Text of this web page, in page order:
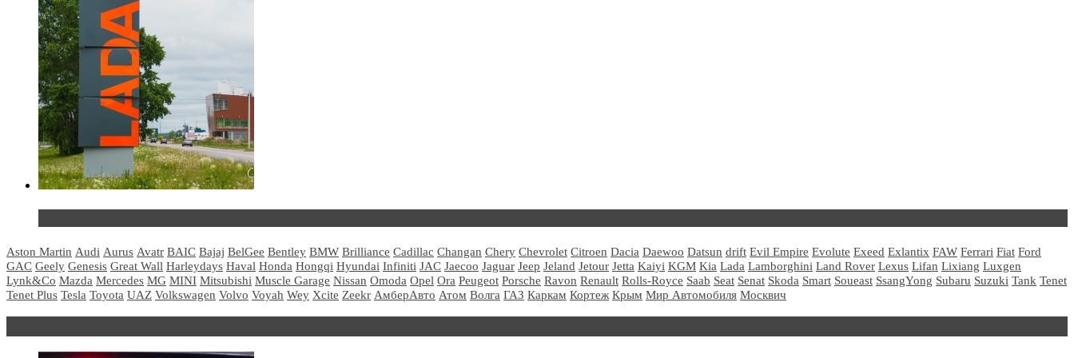
Aston Martin Audi Aurus Avatr BAIC Bajaj BelGee Bentley BMW Brilliance Cadillac Changan Chery Chevrolet Citroen Dacia Daewoo Datsun drift Evil Empire Evolute Exeed Exlantix FAW Ferrari Fiat Ford
GAC Geely Genesis Great Wall Harleydays Haval Honda Hongqi Hyundai Infiniti JAC Jaecoo Jaguar Jeep Jeland Jetour Jetta Kaiyi KGM Kia Lada Lamborghini Land Rover Lexus Lifan Lixiang Luxgen
Lynk&Co Mazda Mercedes MG MINI Mitsubishi Muscle Garage Nissan Omoda Opel Ora Peugeot Porsche Ravon Renault Rolls-Royce Saab Seat Senat Skoda Smart Soueast SsangYong Subaru Suzuki Tank Tenet
Tenet Plus Tesla Toyota UAZ Volkswagen Volvo Voyah Wey Xcite Zeekr АмберАвто Атом Волга ГАЗ Каркам Кортеж Крым Мир Автомобиля Москвич